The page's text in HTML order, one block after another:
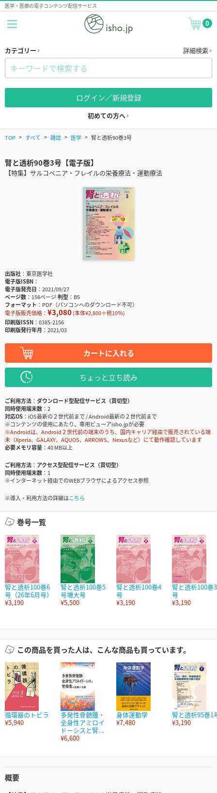
医学・医療の電子コンテンツ配信サービス
0
カテゴリー 詳細検索
ログイン／新規登録
初めての方へ
TOP すべて 雑誌 医学 腎と透析90巻3号
腎と透析90巻3号【電子版】
【特集】サルコペニア・フレイルの栄養療法・運動療法
出版社
東京医学社
電子版ISBN
電子版発売日
2021/09/27
ページ数
156ページ判型
B5
フォーマット
PDF（パソコンへのダウンロード不可）
電子版販売価格： ¥3,080(本体¥2,800＋税10％)
印刷版ISSN
0385-2156
印刷版発行年月
2021/03
カートに入れる
ちょっと立ち読み
ご利用方法
ダウンロード型配信サービス（買切型）
同時使用端末数
2
対応OS
iOS最新の２世代前まで / Android最新の２世代前まで
※コンテンツの使用にあたり、専用ビューアisho.jpが必要
※Androidは、Android２世代前の端末のうち、国内キャリア経由で販売されている端
末（Xperia、GALAXY、AQUOS、ARROWS、Nexusなど）にて動作確認しています
必要メモリ容量
40 MB以上
ご利用方法
アクセス型配信サービス（買切型）
同時使用端末数
1
※インターネット経由でのWEBブラウザによるアクセス参照
※導入・利用方法の詳細はこちら
巻号一覧
腎と透析100巻6
号（26年6月号）
¥3,190
腎と透析100巻5
号増大号
¥5,500
腎と透析100巻4
号
¥3,190
腎と透析100巻3
号
¥3,190
この商品を買った人は、こんな商品も買っています。
循環器のトビラ
¥5,940
多発性骨髄腫・
全身性アミロイ
ドーシスと腎...
¥6,600
身体運動学
¥7,480
腎と透析95巻1
¥3,190
概要